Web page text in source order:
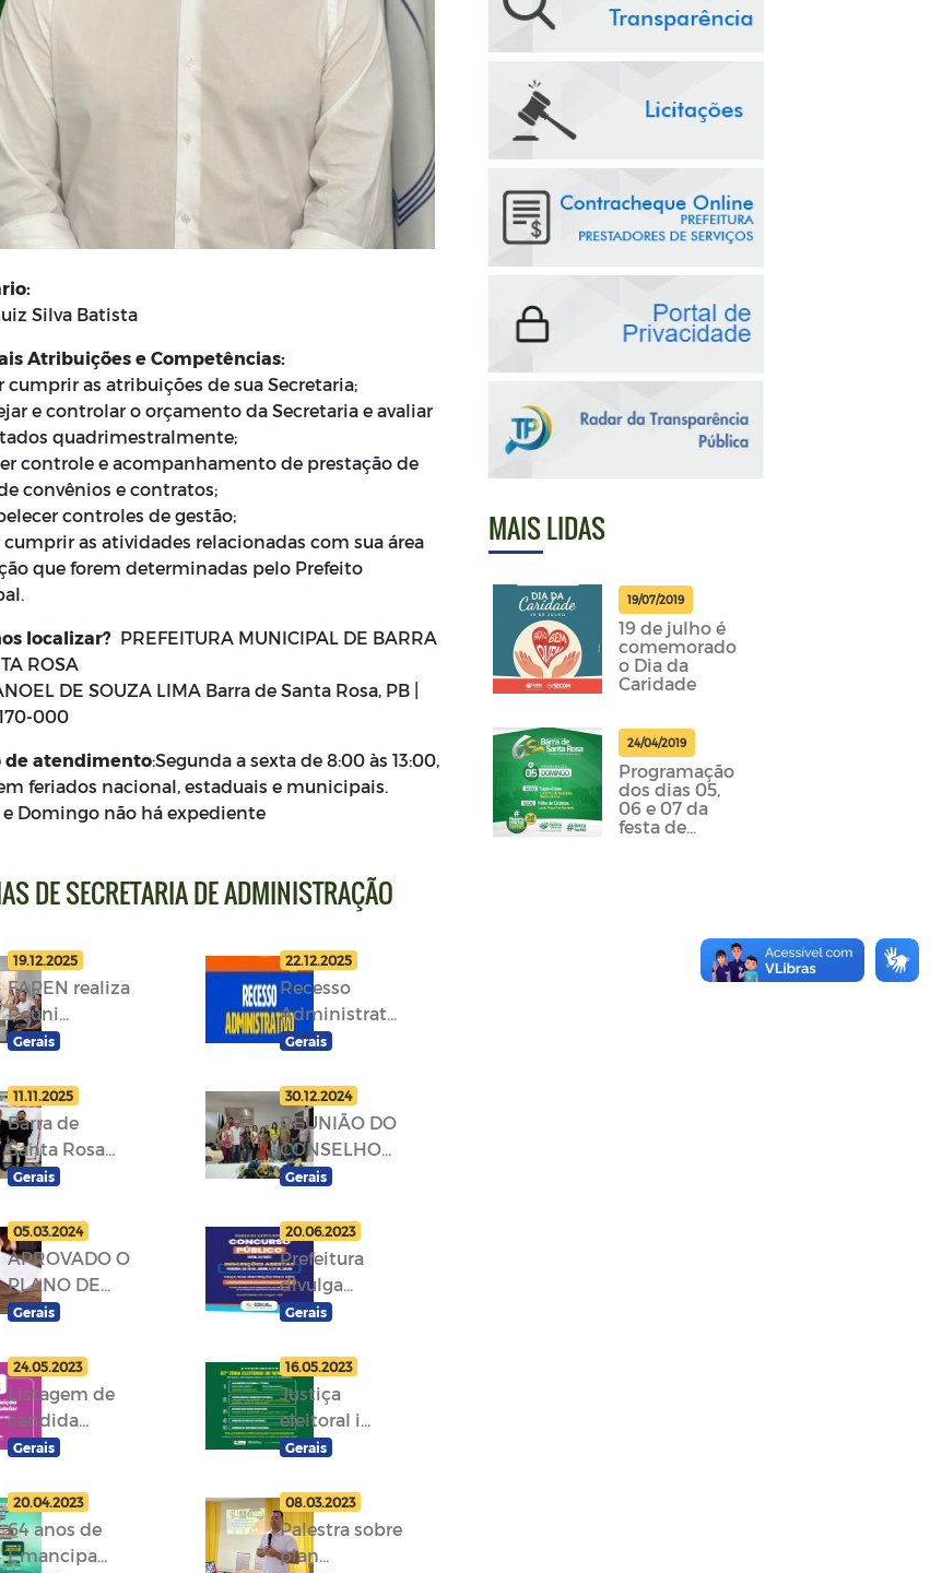
Silva Batista
Atribuições e Competências:
cumprir as atribuições de sua Secretaria;
e controlar o orçamento da Secretaria e avaliar
quadrimestralmente;
controle e acompanhamento de prestação de
convênios e contratos;
controles de gestão;
cumprir as atividades relacionadas com sua área
que forem determinadas pelo Prefeito
localizar? PREFEITURA MUNICIPAL DE BARRA
ROSA
DE SOUZA LIMA Barra de Santa Rosa, PB |
000
de atendimento:Segunda a sexta de 8:00 às 13:00,
feriados nacional, estaduais e municipais.
e Domingo não há expediente
DE SECRETARIA DE ADMINISTRAÇÃO
19.12.2025
FAPEN realiza
Reuni...
Gerais
22.12.2025
Recesso
Administrat...
Gerais
11.11.2025
Barra de
Santa Rosa...
Gerais
30.12.2024
REUNIÃO DO
CONSELHO...
Gerais
05.03.2024
APROVADO O
PLANO DE...
Gerais
20.06.2023
Prefeitura
divulga...
Gerais
24.05.2023
Listagem de
candida...
Gerais
16.05.2023
Justiça
eleitoral i...
Gerais
20.04.2023
64 anos de
Emancipa...
08.03.2023
Palestra sobre
plan...
MAIS LIDAS
19/07/2019
19 de julho é
comemorado
o Dia da
Caridade
24/04/2019
Programação
dos dias 05,
06 e 07 da
festa de